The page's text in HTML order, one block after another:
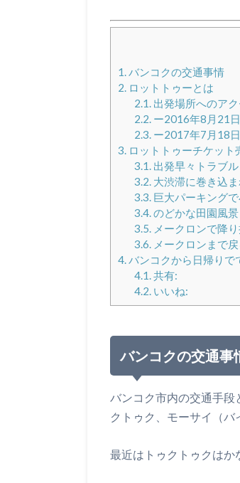
1. バンコクの交通事情
2. ロットトゥーとは
2.1. 出発場所へのアク
2.2. ー2016年8月21
2.3. ー2017年7月18
3. ロットトゥーチケット
3.1. 出発早々トラブル
3.2. 大渋滞に巻き込ま
3.3. 巨大パーキング
3.4. のどかな田園風景
3.5.
メークロンで降り
3.6.
メークロンまで戻
4. バンコクから日帰り
4.1. 共有:
4.2. いいね:
バンコクの交通事
バンコク市内の交通手段
クトゥク、モーサイ（バ
最近はトゥクトゥクはか